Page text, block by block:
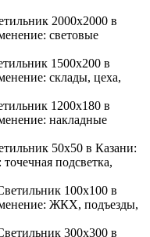
2000x2000 в
световые
1500x200 в
склады, цеха,
1200x180 в
накладные
50x50 в Казани:
точечная подсветка,
100x100 в
ЖКХ, подъезды,
300x300 в